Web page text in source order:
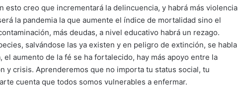
esto creo que incrementará la delincuencia, y habrá más violencia
la pandemia la que aumente el índice de mortalidad sino el
más deudas, a nivel educativo habrá un rezago.
salvándose las ya existen y en peligro de extinción, se habla
el aumento de la fé se ha fortalecido, hay más apoyo entre la
y crisis. Aprenderemos que no importa tu status social, tu
cuenta que todos somos vulnerables a enfermar.